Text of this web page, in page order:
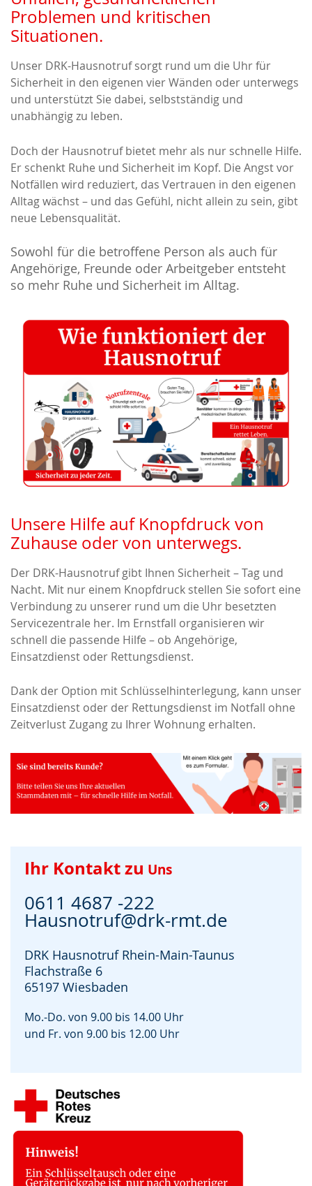
Problemen und kritischen
Situationen.
Unser DRK-Hausnotruf sorgt rund um die Uhr für
Sicherheit in den eigenen vier Wänden oder unterwegs
und unterstützt Sie dabei, selbstständig und
unabhängig zu leben.
Doch der Hausnotruf bietet mehr als nur schnelle Hilfe.
Er schenkt Ruhe und Sicherheit im Kopf. Die Angst vor
Notfällen wird reduziert, das Vertrauen in den eigenen
Alltag wächst – und das Gefühl, nicht allein zu sein, gibt
neue Lebensqualität.
Sowohl für die betroffene Person als auch für
Angehörige, Freunde oder Arbeitgeber entsteht
so mehr Ruhe und Sicherheit im Alltag.
Unsere Hilfe auf Knopfdruck von
Zuhause oder von unterwegs.
Der DRK-Hausnotruf gibt Ihnen Sicherheit – Tag und
Nacht. Mit nur einem Knopfdruck stellen Sie sofort eine
Verbindung zu unserer rund um die Uhr besetzten
Servicezentrale her. Im Ernstfall organisieren wir
schnell die passende Hilfe – ob Angehörige,
Einsatzdienst oder Rettungsdienst.
Dank der Option mit Schlüsselhinterlegung, kann unser
Einsatzdienst oder der Rettungsdienst im Notfall ohne
Zeitverlust Zugang zu Ihrer Wohnung erhalten.
Ihr Kontakt zu Uns
0611 4687 -222
Hausnotruf@drk-rmt.de
DRK Hausnotruf Rhein-Main-Taunus
Flachstraße 6
65197 Wiesbaden
Mo.-Do. von 9.00 bis 14.00 Uhr
und Fr. von 9.00 bis 12.00 Uhr